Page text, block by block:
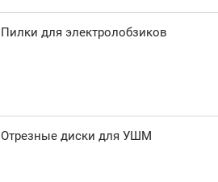
Пилки для электролобзиков
Отрезные диски для УШМ